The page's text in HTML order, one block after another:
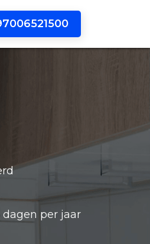
dagen per jaar